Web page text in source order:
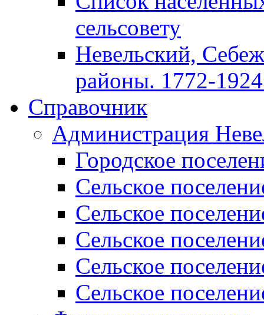
сельсовету
Невельский,
районы. 1772-1924
Справочник
Администрация
Городское
Сельское
Сельское
Сельское
Сельское
Сельское